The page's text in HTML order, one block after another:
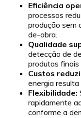
Eficiência
processos
produção sem
de-obra.
Qualidade
detecção de
produtos finais
Custos
energia
Flexibilidade:
rapidamente
conforme a